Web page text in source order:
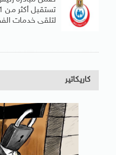
لتلقى خدمات
كاريكاتير